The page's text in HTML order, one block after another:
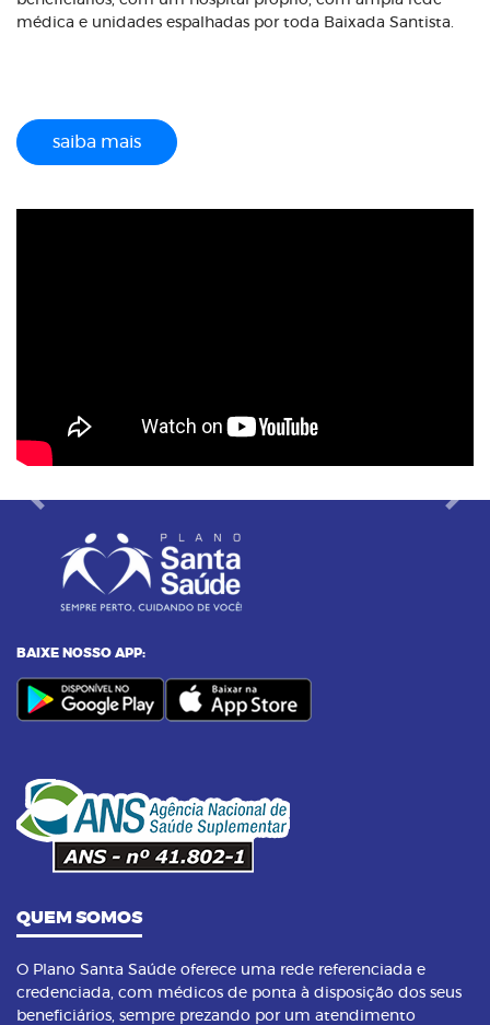
médica e unidades espalhadas por toda Baixada Santista.
saiba mais
Previous Next
BAIXE NOSSO APP:
QUEM SOMOS
O Plano Santa Saúde oferece uma rede referenciada e
credenciada, com médicos de ponta à disposição dos seus
beneficiários, sempre prezando por um atendimento